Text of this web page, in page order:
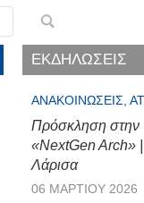
ΕΚΔΗΛΩΣΕΙΣ
ΑΝΑΚΟΙΝΏΣΕΙΣ,
Πρόσκληση στην
«NextGen Arch»
Λάρισα
06 ΜΑΡΤΊΟΥ 2026